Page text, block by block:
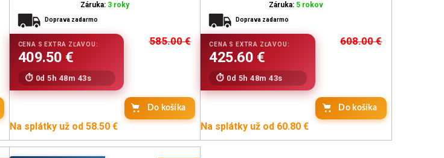
Záruka: 3 roky
Doprava zadarmo
585.00€
0d 5h 48m 42s
Do košíka
Na splátky už od 58.50 €
Záruka: 5 rokov
Doprava zadarmo
608.00€
0d 5h 48m 42s
Do košíka
Na splátky už od 60.80 €